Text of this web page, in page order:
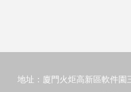
地址：廈門火炬高新區軟件